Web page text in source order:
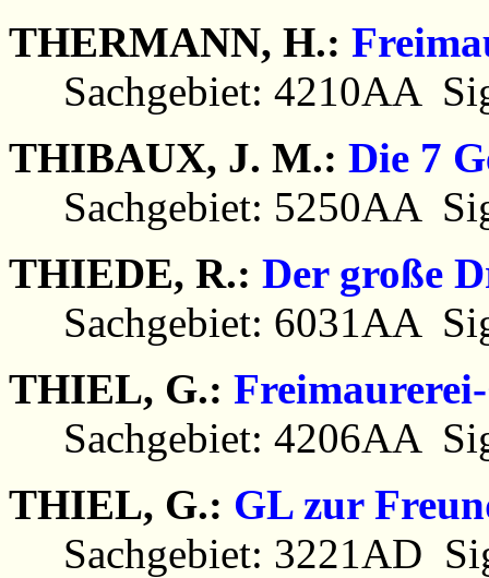
THERMANN, H.:
Sachgebiet: 4210AA
THIBAUX, J. M.: Die 7
Sachgebiet: 5250AA
THIEDE, R.: Der große
Sachgebiet: 6031AA
THIEL, G.:
Sachgebiet: 4206AA
THIEL, G.: GL zur
Sachgebiet: 3221AD